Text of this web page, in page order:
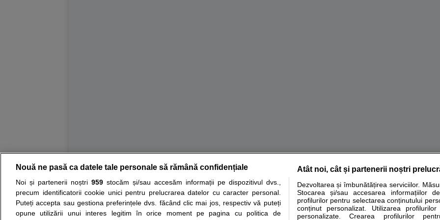
Resurse: Autoevaluare simptome Interpretare analize Specialitati medicale
Opiniile avizate ale medicilor, sfaturile si orice alte informatii despre sanatate disponibile pe sfatulmedicului.ro au scop informativ si
nici diagnosticul stabilit in urma investigatiilor si analizelor medicale. Va sfatuim, ca pe langa informatia primita pe sfatulmedicului.ro
ii punem la dispozitie pentru programare in sistemul de programari la medic Clickmed.
Nouă ne pasă ca datele tale personale să rămână confidențiale
Noi și partenerii noștri 959stocăm și/sau accesăm informații pe dispozitivul dvs.,
precum identificatorii cookie unici pentru prelucrarea datelor cu caracter personal.
Puteți accepta sau gestiona preferințele dvs. făcând clic mai jos, respectiv vă puteți
opune utilizării unui interes legitim în orice moment pe pagina cu politica de
Atât noi, cât și partenerii noștri
Dezvoltarea și îmbunătățirea serviciilor.
Stocarea și/sau accesarea informațiilor
profilurilor pentru selectarea conținutului
conținut personalizat. Utilizarea
personalizate. Crearea profilurilor